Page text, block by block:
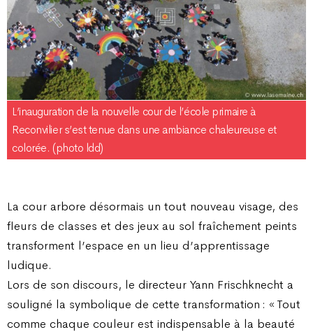
L’inauguration de la nouvelle cour de l’école primaire à
Reconvilier s’est tenue dans une ambiance chaleureuse et
colorée. (photo ldd)
La cour arbore désormais un tout nouveau visage, des
fleurs de classes et des jeux au sol fraîchement peints
transforment l’espace en un lieu d’apprentissage
ludique.
Lors de son discours, le directeur Yann Frischknecht a
souligné la symbolique de cette transformation : « Tout
comme chaque couleur est indispensable à la beauté